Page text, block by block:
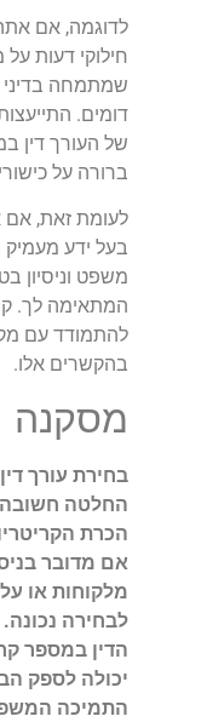
לדוגמה, אם אתה
חילוקי דעות
שמתמחה בדיני
דומים.
של העורך דין
ברורה על
לעומת זאת, אם
בעל ידע מעמיק
משפט וניסיון
המתאימה לך.
להתמודד עם
בהקשרים אלו.
מסקנה
בחירת עורך
החלטה חשובה
הכרת
אם מדובר
מלקוחות או
לבחירה
הדין במספר
יכולה לספק
התמיכה